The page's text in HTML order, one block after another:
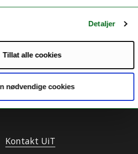
Detaljer
Tillat alle cookies
nødvendige cookies
og personvern
Kontakt UiT